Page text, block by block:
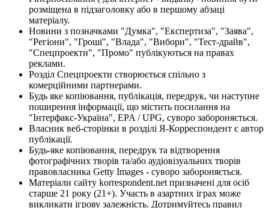
розміщена в підзаголовку або в першому абзаці
матеріалу.
Новини з позначками "Думка", "Експертиза", "Заява",
"Регіони", "Гроші", "Влада", "Вибори", "Тест-драйв",
"Спецпроекти", "Промо" публікуються на правах
реклами.
Розділ Спецпроекти створюється спільно з
комерційними партнерами.
Будь яке копіювання, публікація, передрук, чи наступне
поширення інформації, що містить посилання на
"Інтерфакс-Україна", EPA / UPG, суворо забороняється.
Власник веб-сторінки в розділі Я-Корреспондент є автор
публікації.
Будь-яке копіювання, передрук та відтворення
фотографічних творів та/або аудіовізуальних творів
правовласника Getty Images - суворо забороняється.
Матеріали сайту korrespondent.net призначені для осіб
старше 21 року (21+). Участь в азартних іграх може
викликати ігрову залежність. Дотримуйтесь правил